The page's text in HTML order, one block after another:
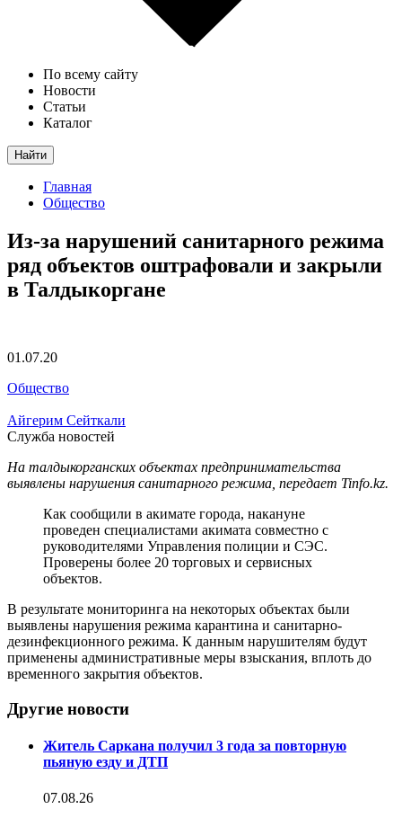
По всему сайту
Новости
Статьи
Каталог
Найти
Главная
Общество
Из-за нарушений санитарного режима
ряд объектов оштрафовали и закрыли
в Талдыкоргане
01.07.20
Общество
Айгерим Сейткали
Служба новостей
На талдыкорганских объектах предпринимательства
выявлены нарушения санитарного режима, передает Tinfo.kz.
Как сообщили в акимате города, накануне
проведен специалистами акимата совместно с
руководителями Управления полиции и СЭС.
Проверены более 20 торговых и сервисных
объектов.
В результате мониторинга на некоторых объектах были
выявлены нарушения режима карантина и санитарно-
дезинфекционного режима. К данным нарушителям будут
применены административные меры взыскания, вплоть до
временного закрытия объектов.
Другие новости
Житель Саркана получил 3 года за повторную
пьяную езду и ДТП
07.08.26